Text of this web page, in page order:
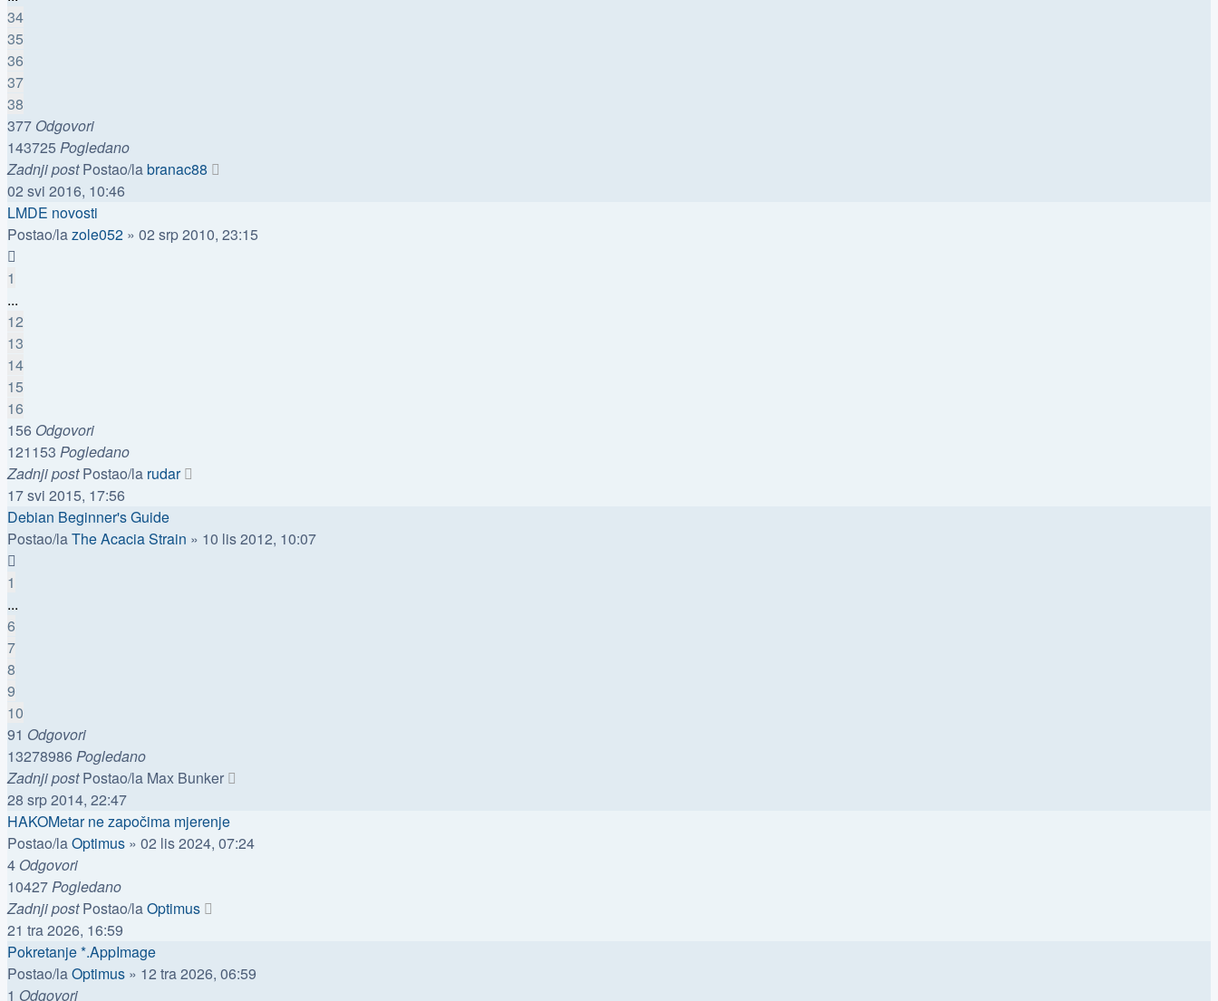
34
35
36
37
38
377 Odgovori
143725 Pogledano
Zadnji postPostao/labranac88
02 svi 2016, 10:46
LMDE novosti
Postao/lazole052 » 02 srp 2010, 23:15
1
...
12
13
14
15
16
156 Odgovori
121153 Pogledano
Zadnji postPostao/la rudar
17 svi 2015, 17:56
Debian Beginner's Guide
Postao/laThe Acacia Strain » 10 lis 2012, 10:07
1
...
6
7
8
9
10
91 Odgovori
13278986Pogledano
Zadnji postPostao/la Max Bunker
28 srp 2014, 22:47
HAKOMetar ne započima mjerenje
Postao/laOptimus » 02 lis 2024, 07:24
4 Odgovori
10427Pogledano
Zadnji postPostao/laOptimus
21 tra 2026, 16:59
Pokretanje *.AppImage
Postao/laOptimus » 12 tra 2026, 06:59
1 Odgovori